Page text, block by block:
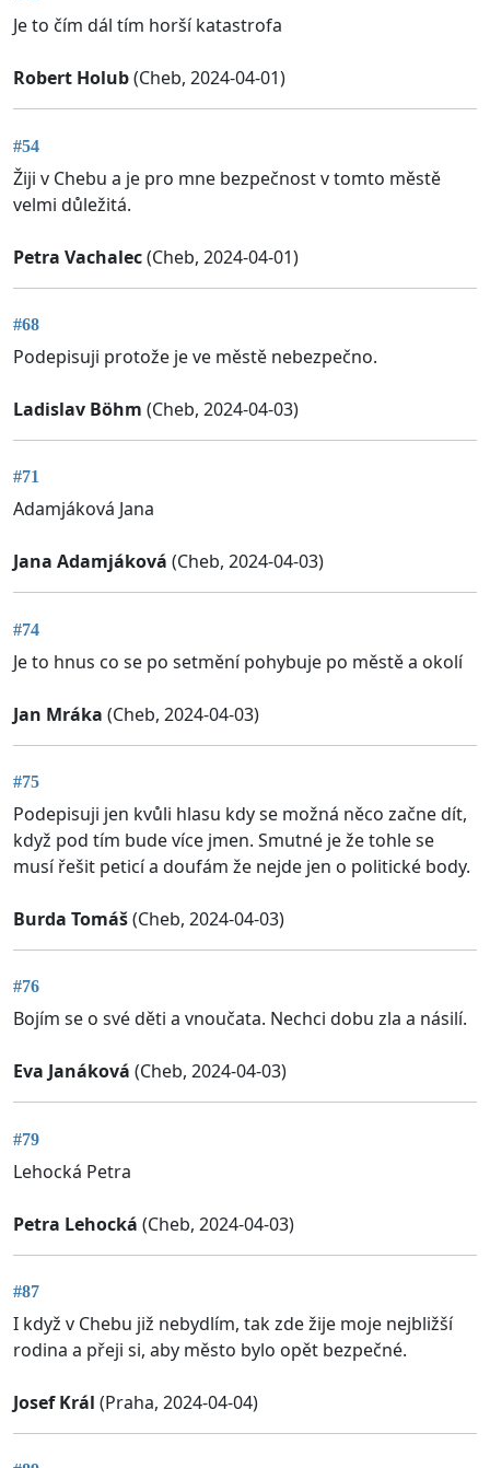
Je to čím dál tím horší katastrofa
Robert Holub(Cheb, 2024-04-01)
#54
Žiji v Chebu a je pro mne bezpečnost v tomto městě
velmi důležitá.
Petra Vachalec(Cheb, 2024-04-01)
#68
Podepisuji protože je ve městě nebezpečno.
Ladislav Böhm (Cheb, 2024-04-03)
#71
Adamjáková Jana
Jana Adamjáková (Cheb, 2024-04-03)
#74
Je to hnus co se po setmění pohybuje po městě a okolí
Jan Mráka (Cheb, 2024-04-03)
#75
Podepisuji jen kvůli hlasu kdy se možná něco začne dít,
když pod tím bude více jmen. Smutné je že tohle se
musí řešit peticí a doufám že nejde jen o politické body.
Burda Tomáš(Cheb, 2024-04-03)
#76
Bojím se o své děti a vnoučata. Nechci dobu zla a násilí.
Eva Janáková (Cheb, 2024-04-03)
#79
Lehocká Petra
Petra Lehocká (Cheb, 2024-04-03)
#87
I když v Chebu již nebydlím, tak zde žije moje nejbližší
rodina a přeji si, aby město bylo opět bezpečné.
Josef Král (Praha, 2024-04-04)